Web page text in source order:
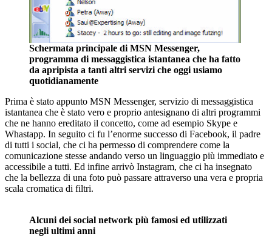
Schermata principale di MSN Messenger,
programma di messaggistica istantanea che ha fatto
da apripista a tanti altri servizi che oggi usiamo
quotidianamente
Prima è stato appunto MSN Messenger, servizio di messaggistica
istantanea che è stato vero e proprio antesignano di altri programmi
che ne hanno ereditato il concetto, come ad esempio Skype e
Whastapp. In seguito ci fu l’enorme successo di Facebook, il padre
di tutti i social, che ci ha permesso di comprendere come la
comunicazione stesse andando verso un linguaggio più immediato e
accessibile a tutti. Ed infine arrivò Instagram, che ci ha insegnato
che la bellezza di una foto può passare attraverso una vera e propria
scala cromatica di filtri.
Alcuni dei social network più famosi ed utilizzati
negli ultimi anni